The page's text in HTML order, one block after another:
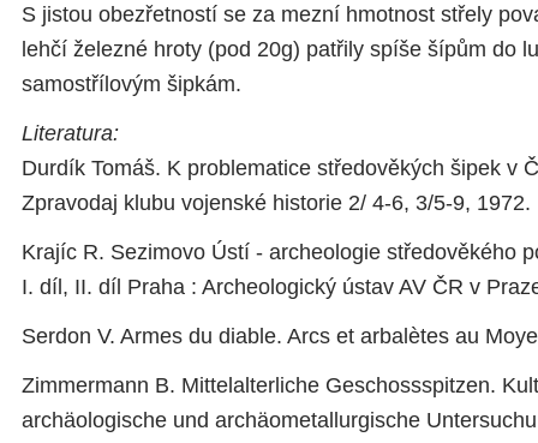
S jistou obezřetností se za mezní hmotnost střely
lehčí železné hroty (pod 20g) patřily spíše šípům do
samostřílovým šipkám.
Literatura:
Durdík Tomáš. K problematice středověkých šipek v
Zpravodaj klubu vojenské historie 2/ 4-6, 3/5-9, 1972.
Krajíc R. Sezimovo Ústí - archeologie středověkého
I. díl, II. díl Praha : Archeologický ústav AV ČR v
Serdon V. Armes du diable. Arcs et arbalètes au
Zimmermann B. Mittelalterliche Geschossspitzen.
archäologische und archäometallurgische